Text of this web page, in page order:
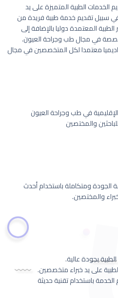
الخدمات الطبية المتميزة على يد
سبيل تقديم خدمة طبية فريدة من
المعتمدة دوليا بالإضافة إلى
في مجال طب وجراحة العيون.
معتمدا لكل المتخصصين في مجال
في طب وجراحة العيون
والمختصين
الجودة ومتكاملة باستخدام أحدث
والمختصين.
بجودة عالية.
على يد خبراء متخصصين.
الخدمة باستخدام تقنية حديثة